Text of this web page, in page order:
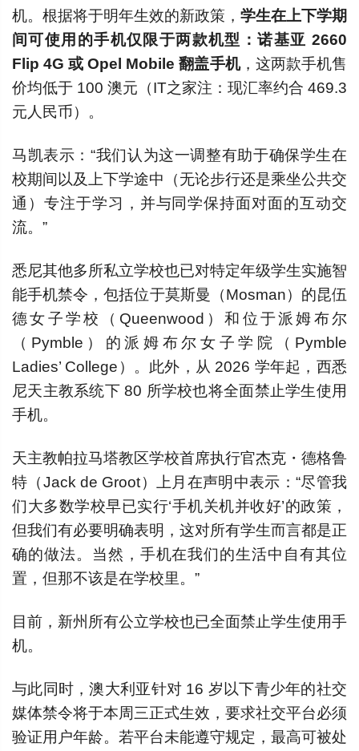
机。根据将于明年生效的新政策， 学生在上下学期
间可使用的手机仅限于两款机型：诺基亚 2660
Flip 4G 或 Opel Mobile 翻盖手机，这两款手机售
价均低于 100 澳元（IT之家注：现汇率约合 469.3
元人民币）。
马凯表示：“我们认为这一调整有助于确保学生在
校期间以及上下学途中（无论步行还是乘坐公共交
通）专注于学习，并与同学保持面对面的互动交
流。”
悉尼其他多所私立学校也已对特定年级学生实施智
能手机禁令，包括位于莫斯曼（Mosman）的昆伍
德女子学校（Queenwood）和位于派姆布尔
（Pymble）的派姆布尔女子学院（Pymble
Ladies’ College）。此外，从 2026 学年起，西悉
尼天主教系统下 80 所学校也将全面禁止学生使用
手机。
天主教帕拉马塔教区学校首席执行官杰克・德格鲁
特（Jack de Groot）上月在声明中表示：“尽管我
们大多数学校早已实行‘手机关机并收好’的政策，
但我们有必要明确表明，这对所有学生而言都是正
确的做法。当然，手机在我们的生活中自有其位
置，但那不该是在学校里。”
目前，新州所有公立学校也已全面禁止学生使用手
机。
与此同时，澳大利亚针对 16 岁以下青少年的社交
媒体禁令将于本周三正式生效，要求社交平台必须
验证用户年龄。若平台未能遵守规定，最高可被处